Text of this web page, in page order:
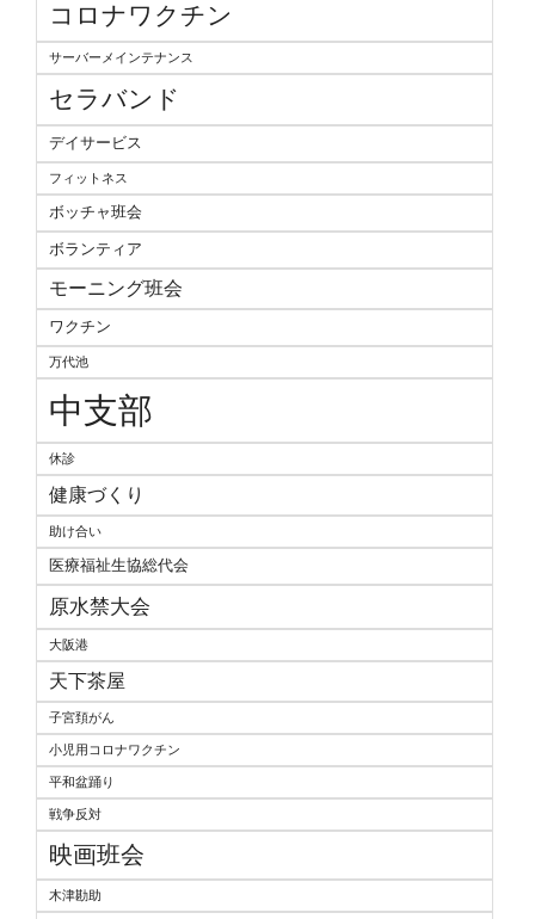
コロナワクチン
サーバーメインテナンス
セラバンド
デイサービス
フィットネス
ボッチャ班会
ボランティア
モーニング班会
ワクチン
万代池
中支部
休診
健康づくり
助け合い
医療福祉生協総代会
原水禁大会
大阪港
天下茶屋
子宮頚がん
小児用コロナワクチン
平和盆踊り
戦争反対
映画班会
木津勘助